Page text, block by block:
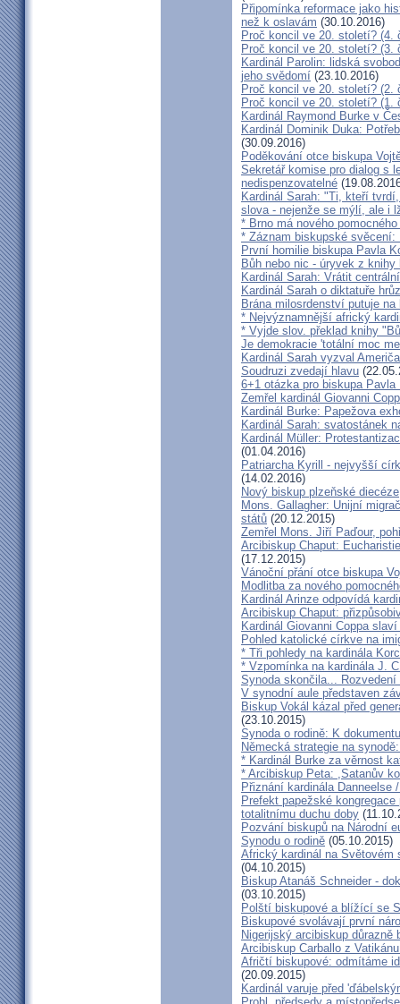
Připomínka reformace jako
než k oslavám (30.10.2016)
Proč koncil ve 20. století? (4.
Proč koncil ve 20. století? (3.
Kardinál Parolin: lidská
jeho svědomí (23.10.2016)
Proč koncil ve 20. století? (2.
Proč koncil ve 20. století? (1.
Kardinál Raymond Burke v
Kardinál Dominik Duka:
(30.09.2016)
Poděkování otce biskupa
Sekretář komise pro dialog s
nedispenzovatelné
Kardinál Sarah: "Ti, kteří
slova - nejenže se mýlí, ale i
* Brno má nového
* Záznam biskupské svěcení:
První homilie biskupa Pavla
Bůh nebo nic - úryvek z knihy
Kardinál Sarah: Vrátit
Kardinál Sarah o diktatuře
Brána milosrdenství putuje
* Nejvýznamnější africký
* Vyjde slov. překlad knihy
Je demokracie 'totální moc
Kardinál Sarah vyzval
Soudruzi zvedají hlavu
6+1 otázka pro biskupa Pavla
Zemřel kardinál Giovanni
Kardinál Burke: Papežova
Kardinál Sarah: svatostánek
Kardinál Müller:
(01.04.2016)
Patriarcha Kyrill - nejvyšší
(14.02.2016)
Nový biskup plzeňské diecéze
Mons. Gallagher: Unijní
států (20.12.2015)
Zemřel Mons. Jiří Paďour,
Arcibiskup Chaput:
(17.12.2015)
Vánoční přání otce biskupa
Modlitba za nového
Kardinál Arinze odpovídá
Arcibiskup Chaput:
Kardinál Giovanni Coppa
Pohled katolické církve na
* Tři pohledy na kardinála
* Vzpomínka na kardinála J.
Synoda skončila...
V synodní aule představen
Biskup Vokál kázal před
(23.10.2015)
Synoda o rodině: K
Německá strategie na
* Kardinál Burke za věrnost
* Arcibiskup Peta: ,Satanův
Přiznání kardinála Danneelse
Prefekt papežské
totalitnímu duchu doby
Pozvání biskupů na Národní
Synodu o rodině (05.10.2015)
Africký kardinál na Světovém
(04.10.2015)
Biskup Atanáš Schneider -
(03.10.2015)
Polští biskupové a blížící se
Biskupové svolávají první
Nigerijský arcibiskup důrazně
Arcibiskup Carballo z
Afričtí biskupové: odmítáme
(20.09.2015)
Kardinál varuje před